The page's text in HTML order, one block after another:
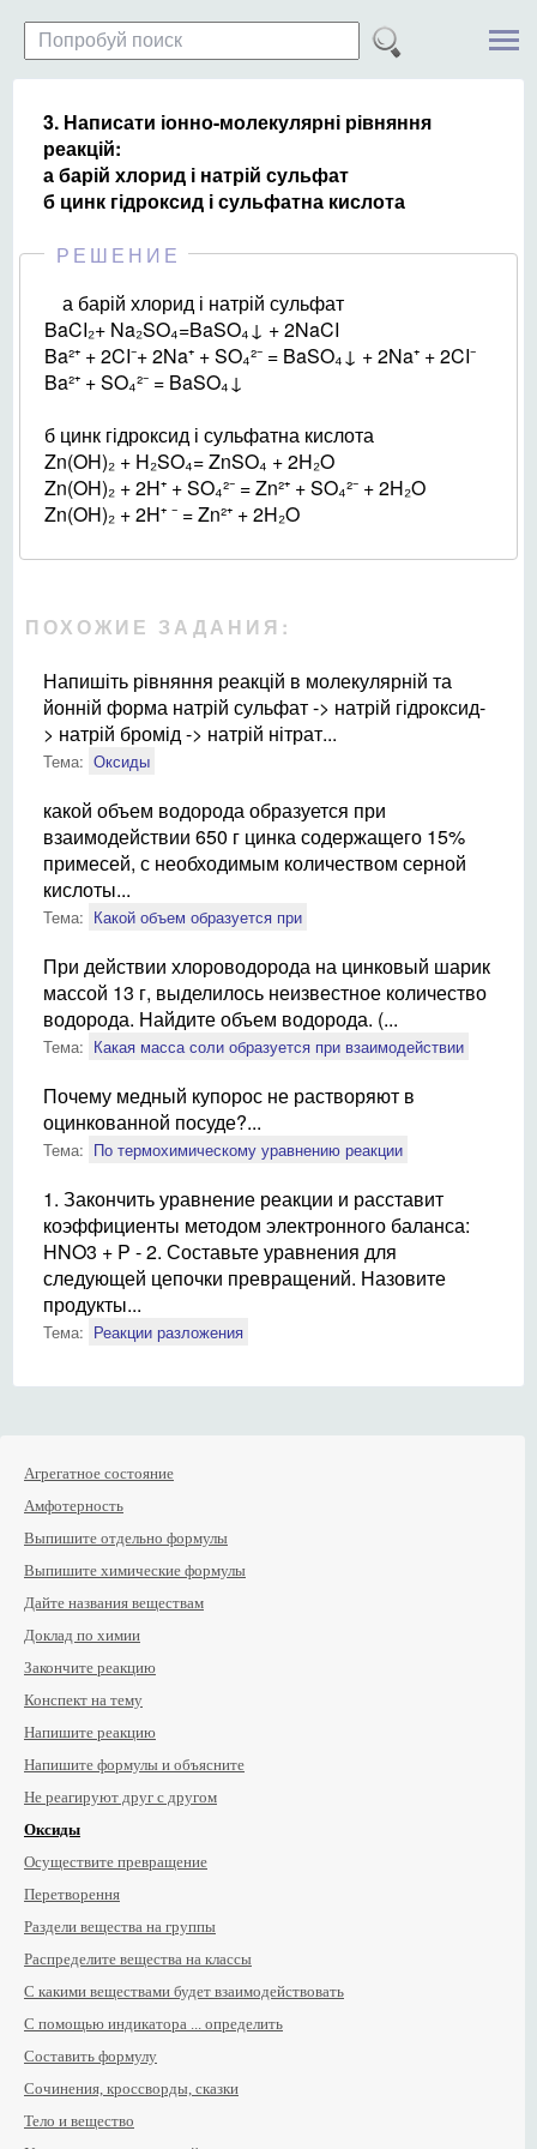
3. Написати іонно-молекулярні рівняння
реакцій:
а барій хлорид і натрій сульфат
б цинк гідроксид і сульфатна кислота
РЕШЕНИЕ
а барій хлорид і натрій сульфат
BaCI₂+ Na₂SO₄=BaSO₄↓ + 2NaCI
Ba²⁺ + 2CI⁻+ 2Na⁺ + SO₄²⁻ = BaSO₄↓ + 2Na⁺ + 2CI⁻
Ba²⁺ + SO₄²⁻ = BaSO₄↓
б цинк гідроксид і сульфатна кислота
Zn(OH)₂ + H₂SO₄= ZnSO₄ + 2H₂O
Zn(OH)₂ + 2H⁺ + SO₄²⁻ = Zn²⁺ + SO₄²⁻ + 2H₂O
Zn(OH)₂ + 2H⁺ ⁻ = Zn²⁺ + 2H₂O
ПОХОЖИЕ ЗАДАНИЯ:
Напишіть рівняння реакцій в молекулярній та
йонній форма натрій сульфат -> натрій гідроксид-
> натрій бромід -> натрій нітрат...
Тема: Оксиды
какой объем водорода образуется при
взаимодействии 650 г цинка содержащего 15%
примесей, с необходимым количеством серной
кислоты...
Тема: Какой объем образуется при
При действии хлороводорода на цинковый шарик
массой 13 г, выделилось неизвестное количество
водорода. Найдите объем водорода. (...
Тема: Какая масса соли образуется при взаимодействии
Почему медный купорос не растворяют в
оцинкованной посуде?...
Тема: По термохимическому уравнению реакции
1. Закончить уравнение реакции и расставит
коэффициенты методом электронного баланса:
HNO3 + P - 2. Составьте уравнения для
следующей цепочки превращений. Назовите
продукты...
Тема: Реакции разложения
Агрегатное состояние
Амфотерность
Выпишите отдельно формулы
Выпишите химические формулы
Дайте названия веществам
Доклад по химии
Закончите реакцию
Конспект на тему
Напишите реакцию
Напишите формулы и объясните
Не реагируют друг с другом
Оксиды
Осуществите превращение
Перетворення
Раздели вещества на группы
Распределите вещества на классы
С какими веществами будет взаимодействовать
С помощью индикатора ... определить
Составить формулу
Сочинения, кроссворды, сказки
Тело и вещество